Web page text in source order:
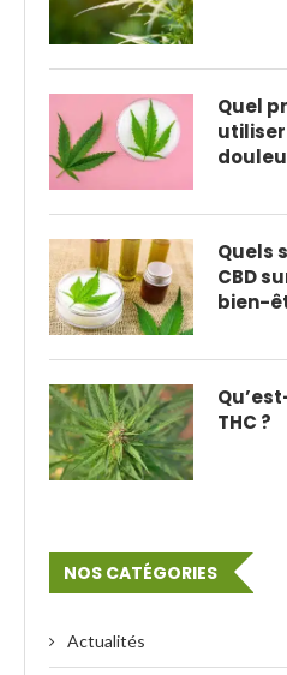
Quel
Quels
CBD
bien-
THC ?
NOS CATÉGORIES
Actualités